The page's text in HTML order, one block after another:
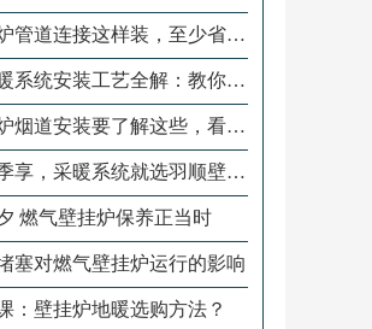
管道连接这样装，至少省一
系统安装工艺全解：教你怎
管道
烟道安装要了解这些，看完
享，采暖系统就选羽顺壁挂
燃气壁挂炉保养正当时
塞对燃气壁挂炉运行的影响
：壁挂炉地暖选购方法？